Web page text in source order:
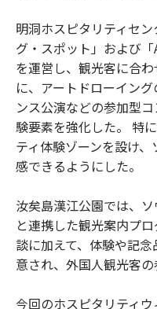
明洞ホスピタリティセ
グ・スポット」および「
を運営し、観光客に合
に、アートドローイン
ンス公演などの参加型
験要素を強化した。 特
ティ体験ゾーンを設け
感できるようにした。
汝矣島漢江公園では、
と連携した観光案内プ
談に加えて、体験や記
意され、外国人観光客の
今回のホスピタリティ